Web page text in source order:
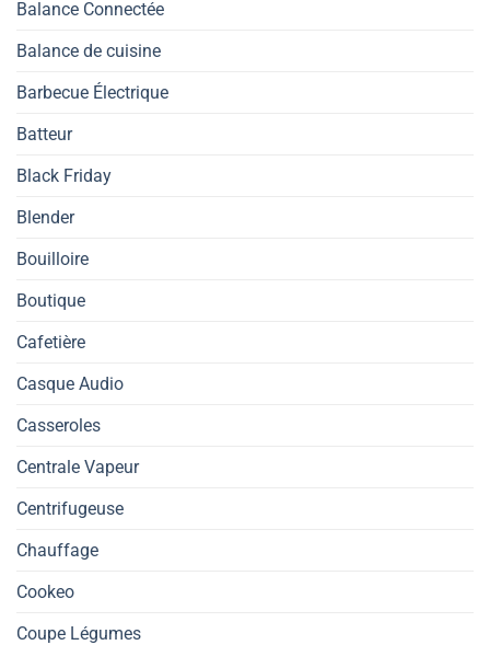
Balance Connectée
Balance de cuisine
Barbecue Électrique
Batteur
Black Friday
Blender
Bouilloire
Boutique
Cafetière
Casque Audio
Casseroles
Centrale Vapeur
Centrifugeuse
Chauffage
Cookeo
Coupe Légumes